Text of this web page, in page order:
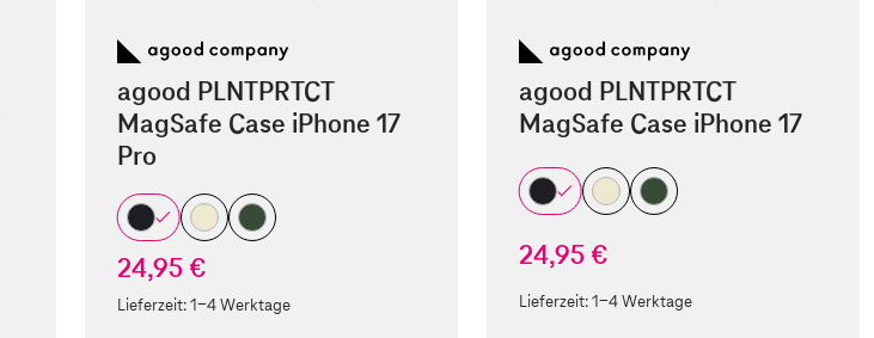
agood PLNTPRTCT
MagSafe Case iPhone 17
Pro
24,95 €
Lieferzeit:1-4 Werktage
agood PLNTPRTCT
MagSafe Case iPhone 17
24,95 €
Lieferzeit:1-4 Werktage